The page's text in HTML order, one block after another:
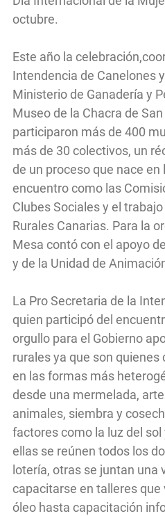
octubre.
Este año la
Intendencia de Canelones
Ministerio de Ganadería y
Museo de la Chacra de
participaron más de 400
más de 30 colectivos, un
de un proceso que nace en
encuentro como las
Clubes Sociales y el
Rurales Canarias. Para la
Mesa contó con el apoyo
y de la Unidad de
La Pro Secretaria de la
quien participó del
orgullo para el Gobierno
rurales ya que son
en las formas más
desde una mermelada,
animales, siembra y
factores como la luz del
ellas se reúnen todos los
lotería, otras se juntan una
capacitarse en talleres que
óleo hasta capacitación